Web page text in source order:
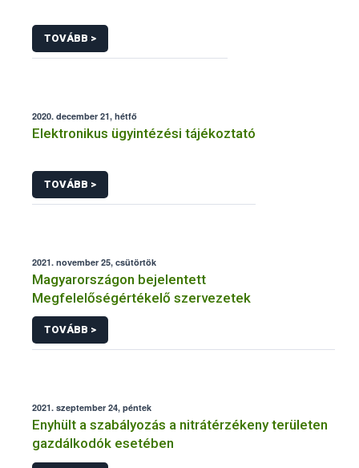
TOVÁBB >
2020. december 21, hétfő
Elektronikus ügyintézési tájékoztató
TOVÁBB >
2021. november 25, csütörtök
Magyarországon bejelentett
Megfelelőségértékelő szervezetek
TOVÁBB >
2021. szeptember 24, péntek
Enyhült a szabályozás a nitrátérzékeny területen
gazdálkodók esetében